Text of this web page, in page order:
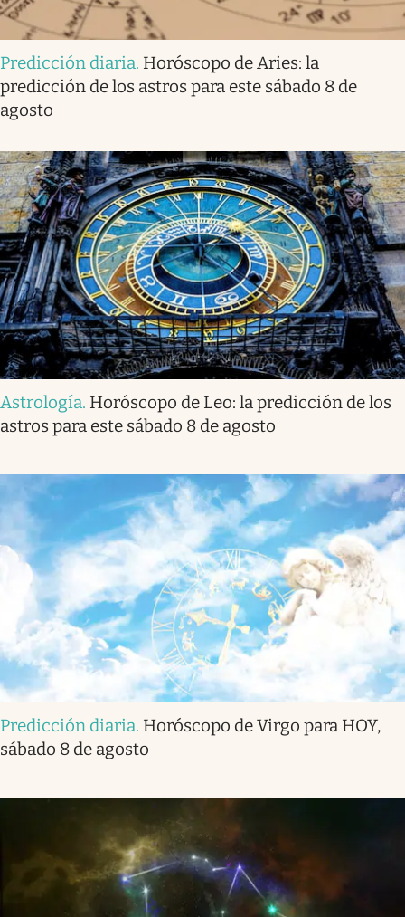
Predicción diaria. Horóscopo de Aries: la
predicción de los astros para este sábado 8 de
agosto
Astrología. Horóscopo de Leo: la predicción de los
astros para este sábado 8 de agosto
Predicción diaria. Horóscopo de Virgo para HOY,
sábado 8 de agosto